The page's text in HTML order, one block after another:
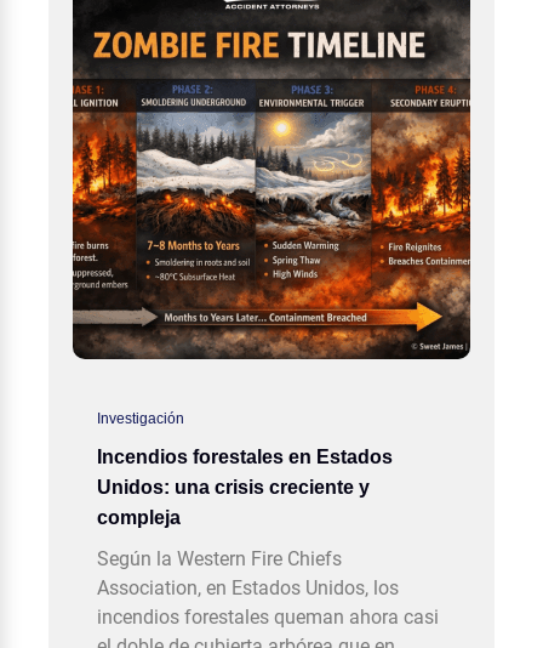
Investigación
Incendios forestales en Estados
Unidos: una crisis creciente y
compleja
Según la Western Fire Chiefs
Association, en Estados Unidos, los
incendios forestales queman ahora casi